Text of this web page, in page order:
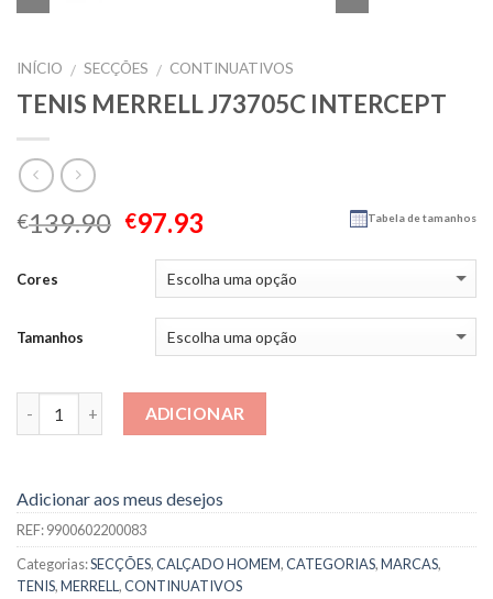
INÍCIO / SECÇÕES / CONTINUATIVOS
TENIS MERRELL J73705C INTERCEPT
€139.90 €97.93 Tabela de tamanhos
Cores
Tamanhos
Quantidade ADICIONAR
Adicionar aos meus desejos
REF:9900602200083
Categorias:SECÇÕES,CALÇADO HOMEM,CATEGORIAS,MARCAS,
TENIS,MERRELL,CONTINUATIVOS